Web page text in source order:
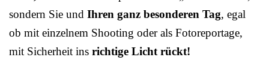
sondern Sie und Ihren ganz besonderen Tag, egal
ob mit einzelnem Shooting oder als Fotoreportage,
mit Sicherheit ins richtige Licht rückt!